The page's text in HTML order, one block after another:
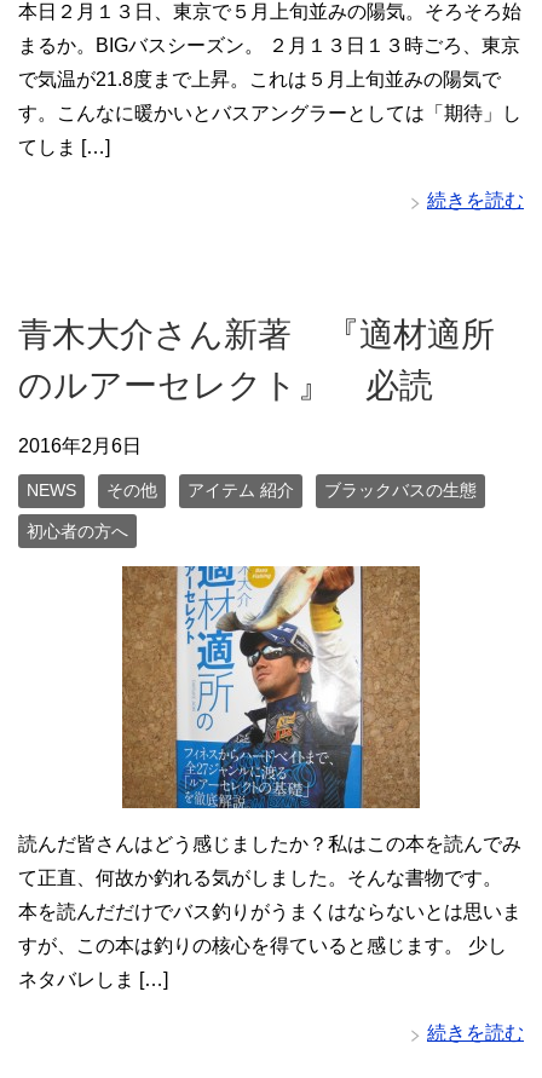
本日２月１３日、東京で５月上旬並みの陽気。そろそろ始
まるか。BIGバスシーズン。 ２月１３日１３時ごろ、東京
で気温が21.8度まで上昇。これは５月上旬並みの陽気で
す。こんなに暖かいとバスアングラーとしては「期待」し
てしま […]
続きを読む
青木大介さん新著 『適材適所
のルアーセレクト』 必読
2016年2月6日
NEWS その他 アイテム 紹介 ブラックバスの生態
初心者の方へ
読んだ皆さんはどう感じましたか？私はこの本を読んでみ
て正直、何故か釣れる気がしました。そんな書物です。
本を読んだだけでバス釣りがうまくはならないとは思いま
すが、この本は釣りの核心を得ていると感じます。 少し
ネタバレしま […]
続きを読む